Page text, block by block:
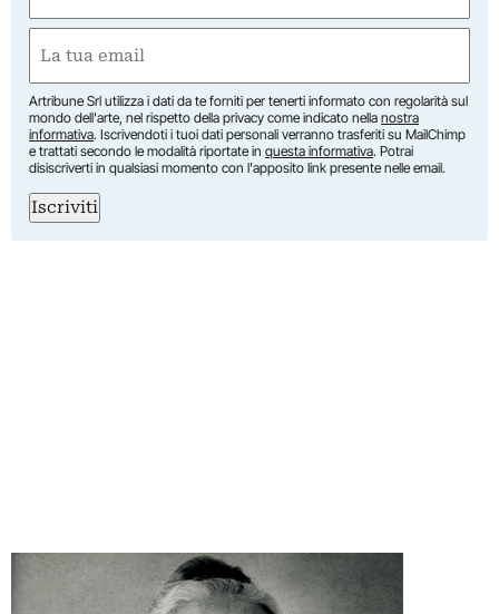
(Required)
Artribune Srl utilizza i dati da te forniti per tenerti informato con regolarità sul
mondo dell'arte, nel rispetto della privacy come indicato nella nostra
informativa. Iscrivendoti i tuoi dati personali verranno trasferiti su MailChimp
e trattati secondo le modalità riportate in questa informativa. Potrai
disiscriverti in qualsiasi momento con l'apposito link presente nelle email.
Iscriviti